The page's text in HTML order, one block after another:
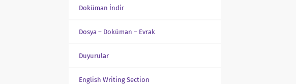
Doküman İndir
Dosya – Doküman – Evrak
Duyurular
English Writing Section